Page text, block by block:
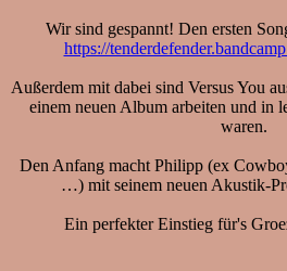
Wir sind gespannt! Den ersten
https://
Außerdem mit dabei sind Versus You
einem neuen Album arbeiten und in
waren.
Den Anfang macht Philipp (ex
…) mit seinem neuen Akustik-
Ein perfekter Einstieg für's